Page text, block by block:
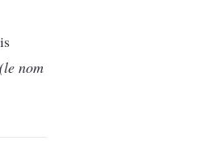
(le nom